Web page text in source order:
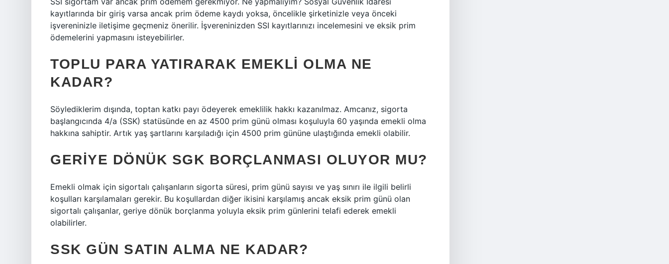
kayıtlarında bir giriş varsa ancak prim ödeme kaydı yoksa, öncelikle şirketinizle veya önceki
işvereninizle iletişime geçmeniz önerilir. İşvereninizden SSI kayıtlarınızı incelemesini ve eksik prim
ödemelerini yapmasını isteyebilirler.
TOPLU PARA YATIRARAK EMEKLI OLMA NE
KADAR?
Söylediklerim dışında, toptan katkı payı ödeyerek emeklilik hakkı kazanılmaz. Amcanız, sigorta
başlangıcında 4/a (SSK) statüsünde en az 4500 prim günü olması koşuluyla 60 yaşında emekli olma
hakkına sahiptir. Artık yaş şartlarını karşıladığı için 4500 prim gününe ulaştığında emekli olabilir.
GERIYE DÖNÜK SGK BORÇLANMASI OLUYOR MU?
Emekli olmak için sigortalı çalışanların sigorta süresi, prim günü sayısı ve yaş sınırı ile ilgili belirli
koşulları karşılamaları gerekir. Bu koşullardan diğer ikisini karşılamış ancak eksik prim günü olan
sigortalı çalışanlar, geriye dönük borçlanma yoluyla eksik prim günlerini telafi ederek emekli
olabilirler.
SSK GÜN SATIN ALMA NE KADAR?